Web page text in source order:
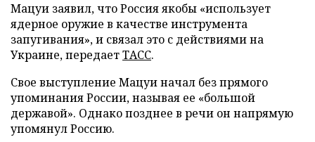
Мацуи заявил, что Россия якобы «использует
ядерное оружие в качестве инструмента
запугивания», и связал это с действиями на
Украине, передаетТАСС.
Свое выступление Мацуи начал без прямого
упоминания России, называя ее «большой
державой». Однако позднее в речи он напрямую
упомянул Россию.